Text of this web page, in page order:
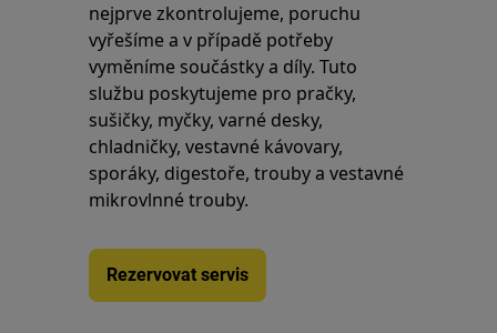
nejprve zkontrolujeme, poruchu
vyřešíme a v případě potřeby
vyměníme součástky a díly. Tuto
službu poskytujeme pro pračky,
sušičky, myčky, varné desky,
chladničky, vestavné kávovary,
sporáky, digestoře, trouby a vestavné
mikrovlnné trouby.
Rezervovat servis